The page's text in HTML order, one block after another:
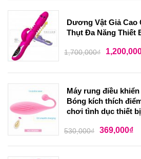
Dương Vật Giả Cao
Thụt Đa Năng Thiết
1,700,000₫
Máy rung điều
Bóng kích thích
chơi tình dục thiết
530,000₫ 369,000₫